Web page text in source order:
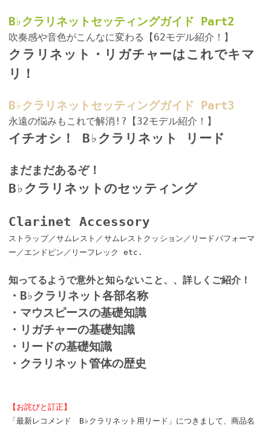
B♭クラリネットセッティングガイド Part2
吹奏感や音色がこんなに変わる【62モデル紹介！】
クラリネット・リガチャーはこれでキマ
リ！
B♭クラリネットセッティングガイド Part3
永遠の悩みもこれで解消!?【32モデル紹介！】
イチオシ！ B♭クラリネット リード
まだまだあるぞ！
B♭クラリネットのセッティング
Clarinet Accessory
ストラップ／サムレスト／サムレストクッション／リードパフォーマ
ー／エンドピン／リーフレック etc.
知ってるようで意外と知らないこと、、詳しくご紹介！
・B♭クラリネット各部名称
・マウスピースの基礎知識
・リガチャーの基礎知識
・リードの基礎知識
・クラリネット管体の歴史
【お詫びと訂正】
「最新レコメンド B♭クラリネット用リード」につきまして、商品名